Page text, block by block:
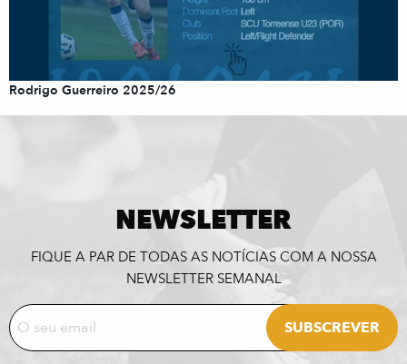
Rodrigo Guerreiro 2025/26
NEWSLETTER
FIQUE A PAR DE TODAS AS NOTÍCIAS COM A NOSSA
NEWSLETTER SEMANAL